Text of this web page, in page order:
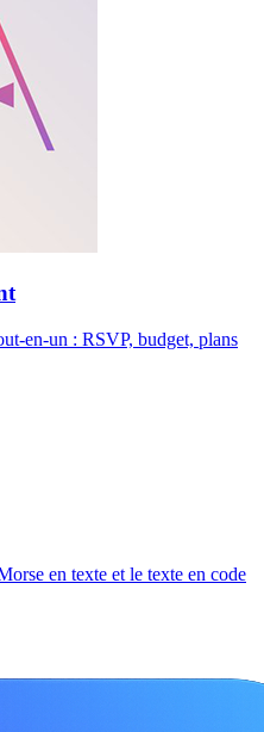
en-un : RSVP, budget, plans
en texte et le texte en code